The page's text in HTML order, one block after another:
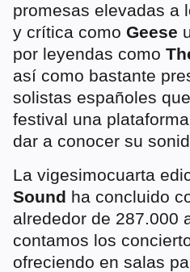
promesas elevadas a
y crítica como Geese
por leyendas como
así como bastante
solistas españoles
festival una
dar a conocer su
La vigesimocuarta
Sound ha concluido
alrededor de 287.000
contamos los
ofreciendo en salas